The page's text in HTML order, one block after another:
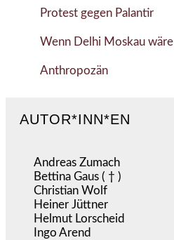
Protest gegen Palantir
Wenn Delhi Moskau wäre
Anthropozän
AUTOR*INN*EN
Andreas Zumach
Bettina Gaus ( † )
Christian Wolf
Heiner Jüttner
Helmut Lorscheid
Ingo Arend